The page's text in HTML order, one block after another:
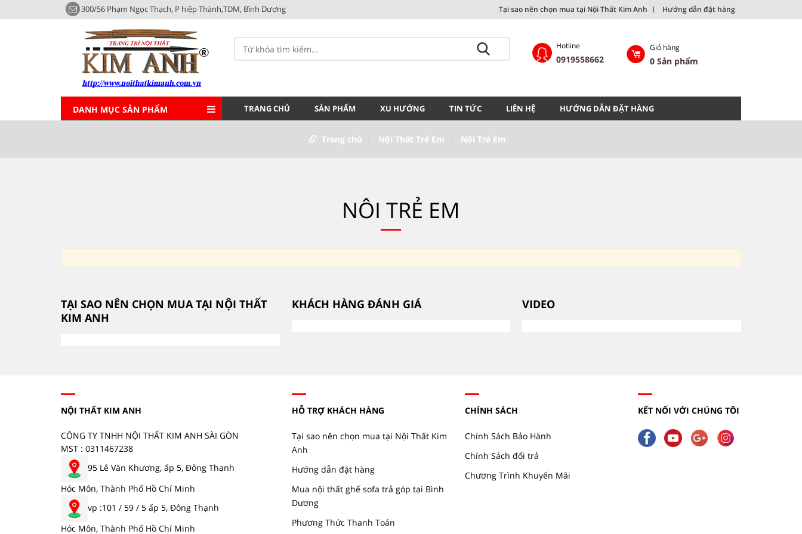
300/56 Phạm Ngọc Thạch, P hiệp Thành,TDM, Bình Dương Tại sao nên chọn mua tại Nội Thất Kim Anh Hướng dẫn đặt hàng
Hotline
0919558662
Giỏ hàng
0Sản phẩm
DANH MỤC SẢN PHẨM TRANG CHỦ SẢN PHẨM XU HƯỚNG TIN TỨC LIÊN HỆ HƯỚNG DẪN ĐẶT HÀNG
Trang chủ Nội Thất Trẻ Em Nôi Trẻ Em
NÔI TRẺ EM
TẠI SAO NÊN CHỌN MUA TẠI NỘI THẤT
KIM ANH
KHÁCH HÀNG ĐÁNH GIÁ VIDEO
NỘI THẤT KIM ANH
CÔNG TY TNHH NỘI THẤT KIM ANH SÀI GÒN
MST : 0311467238
95 Lê Văn Khương, ấp 5, Đông Thạnh
Hóc Môn, Thành Phố Hồ Chí Minh
vp :101 / 59 / 5 ấp 5, Đông Thạnh
Hóc Môn, Thành Phố Hồ Chí Minh
HỖ TRỢ KHÁCH HÀNG
Tại sao nên chọn mua tại Nội Thất Kim
Anh
Hướng dẫn đặt hàng
Mua nội thất ghế sofa trả góp tại Bình
Dương
Phương Thức Thanh Toán
CHÍNH SÁCH
Chính Sách Bảo Hành
Chính Sách đổi trả
Chương Trình Khuyến Mãi
KẾT NỐI VỚI CHÚNG TÔI